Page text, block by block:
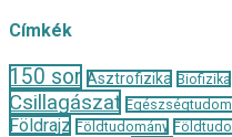
Címkék
150 sor Asztrofizika Biofizika
Csillagászat
Földrajz Földtudomány